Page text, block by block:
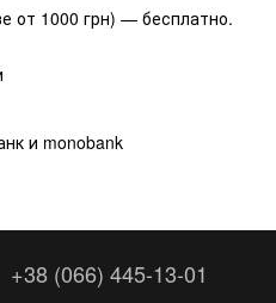
от 1000 грн) — бесплатно.
и monobank
+38 (066) 445-13-01